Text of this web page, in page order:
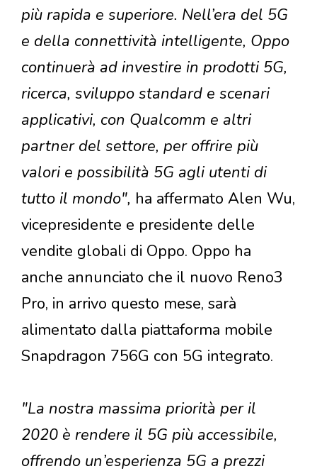
più rapida e superiore. Nell’era del 5G
e della connettività intelligente, Oppo
continuerà ad investire in prodotti 5G,
ricerca, sviluppo standard e scenari
applicativi, con Qualcomm e altri
partner del settore, per offrire più
valori e possibilità 5G agli utenti di
tutto il mondo", ha affermato Alen Wu,
vicepresidente e presidente delle
vendite globali di Oppo. Oppo ha
anche annunciato che il nuovo Reno3
Pro, in arrivo questo mese, sarà
alimentato dalla piattaforma mobile
Snapdragon 756G con 5G integrato.
"La nostra massima priorità per il
2020 è rendere il 5G più accessibile,
offrendo un’esperienza 5G a prezzi